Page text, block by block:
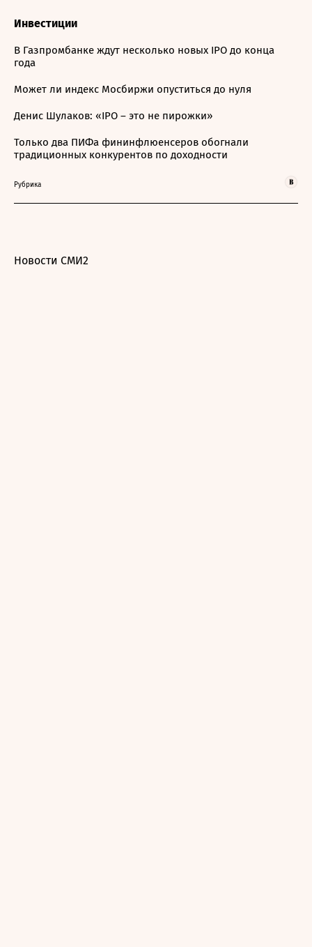
Инвестиции
В Газпромбанке ждут несколько новых IPO до конца
года
Может ли индекс Мосбиржи опуститься до нуля
Денис Шулаков: «IPO – это не пирожки»
Только два ПИФа фининфлюенсеров обогнали
традиционных конкурентов по доходности
Рубрика
Новости СМИ2